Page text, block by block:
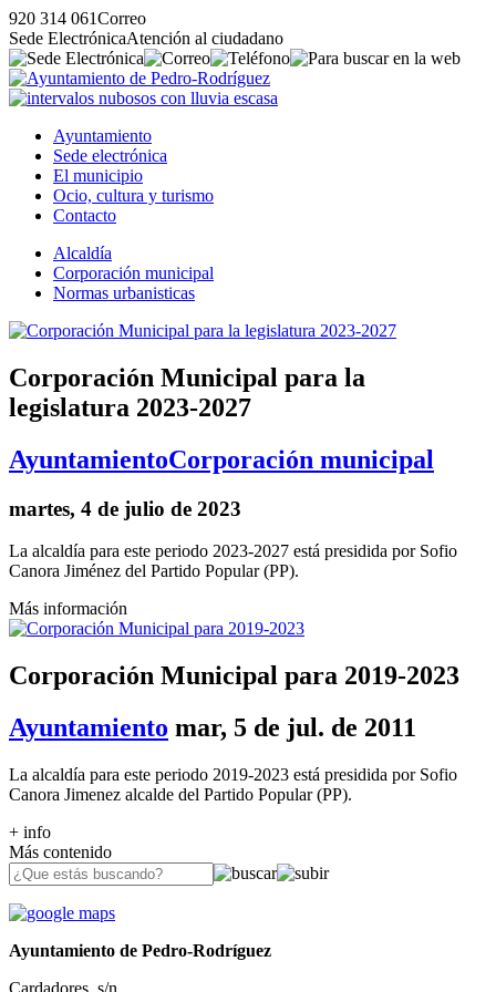
920 314 061Correo
Sede ElectrónicaAtención al ciudadano
Ayuntamiento
Sede electrónica
El municipio
Ocio, cultura y turismo
Contacto
Alcaldía
Corporación municipal
Normas urbanisticas
Corporación Municipal para la
legislatura 2023-2027
AyuntamientoCorporación municipal
martes, 4 de julio de 2023
La alcaldía para este periodo 2023-2027 está presidida por Sofio
Canora Jiménez del Partido Popular (PP).
Más información
Corporación Municipal para 2019-2023
Ayuntamiento mar, 5 de jul. de 2011
La alcaldía para este periodo 2019-2023 está presidida por Sofio
Canora Jimenez alcalde del Partido Popular (PP).
+ info
Más contenido
Ayuntamiento de Pedro-Rodríguez